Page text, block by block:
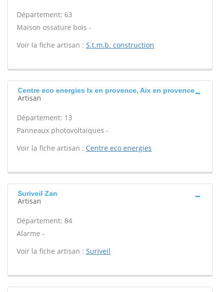
Département: 63
Maison ossature bois -
Voir la fiche artisan : S.t.m.b. construction
Centre eco energies Ix en provence, Aix en provence
Artisan
Département: 13
Panneaux photovoltaïques -
Voir la fiche artisan : Centre eco energies
Suriveil Zan
Artisan
Département: 84
Alarme -
Voir la fiche artisan : Suriveil